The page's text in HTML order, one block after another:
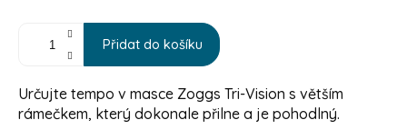
Přidat do košíku
Určujte tempo v masce Zoggs Tri-Vision s větším
rámečkem, který dokonale přilne a je pohodlný.